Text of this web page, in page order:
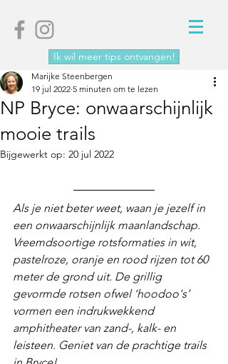
Ik wil meer tips ontvangen!
NP Bryce: onwaarschijnlijk
mooie trails
Marijke Steenbergen
19 jul 2022 5 minuten om te lezen
Bijgewerkt op: 20 jul 2022
Als je niet beter weet, waan je jezelf in
een onwaarschijnlijk maanlandschap.
Vreemdsoortige rotsformaties in wit,
pastelroze, oranje en rood rijzen tot 60
meter de grond uit. De grillig
gevormde rotsen ofwel ‘hoodoo's’
vormen een indrukwekkend
amphitheater van zand-, kalk- en
leisteen. Geniet van de prachtige trails